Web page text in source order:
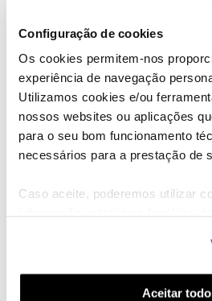
Configuração de cookies
Os cookies permitem-nos
experiência de navegação
Utilizamos cookies e/ou
nossos websites ou aplicações
para o seu bom funcionamento
necessários para a prestação de
Caso aceite, poderemos utilizar
funcionalidades (cookies de
funcionalidade) e adaptar
(cookies de publicidadeAceitar
Agora o seu melhor amigo nunca mais
Partilhe connosco esta experiência e o
Ajude a comunidade a encontrar
como "Melhor Resposta" e faça "Like"